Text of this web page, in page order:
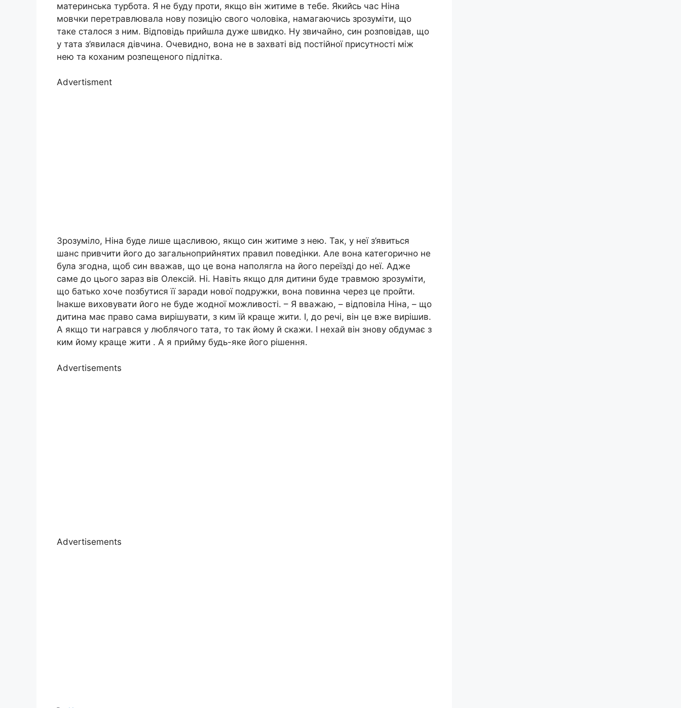
материнська турбота. Я не буду проти, якщо він житиме в тебе. Якийсь час Ніна
мовчки перетравлювала нову позицію свого чоловіка, намагаючись зрозуміти, що
таке сталося з ним. Відповідь прийшла дуже швидко. Ну звичайно, син розповідав, що
у тата з’явилася дівчина. Очевидно, вона не в захваті від постійної присутності між
нею та коханим розпещеного підлітка.
Advertisment
Зрозуміло, Ніна буде лише щасливою, якщо син житиме з нею. Так, у неї з’явиться
шанс привчити його до загальноприйнятих правил поведінки. Але вона категорично не
була згодна, щоб син вважав, що це вона наполягла на його переїзді до неї. Адже
саме до цього зараз вів Олексій. Ні. Навіть якщо для дитини буде травмою зрозуміти,
що батько хоче позбутися її заради нової подружки, вона повинна через це пройти.
Інакше виховувати його не буде жодної можливості. – Я вважаю, – відповіла Ніна, – що
дитина має право сама вирішувати, з ким їй краще жити. І, до речі, він це вже вирішив.
А якщо ти награвся у люблячого тата, то так йому й скажи. І нехай він знову обдумає з
ким йому краще жити . А я прийму будь-яке його рішення.
Advertisements
Advertisements